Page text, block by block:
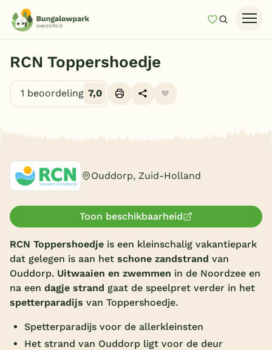
MijnZoeken
Last minutes
Top 12 aanbiedingen
Onze vakantiegidsen
Vakantieparken
Subtropisch zwembad
Overdekt zwembad
RCN Toppershoedje
1 beoordeling 7,0
Ouddorp, Zuid-Holland
Toon beschikbaarheid
RCN Toppershoedje is een kleinschalig vakantiepark
dat gelegen is aan het schone zandstrand van
Ouddorp. Uitwaaien en zwemmen in de Noordzee en
na een dagje strand gaat de speelpret verder in het
spetterparadijs van Toppershoedje.
Spetterparadijs voor de allerkleinsten
Het strand van Ouddorp ligt voor de deur